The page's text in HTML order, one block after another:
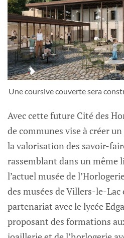
Une coursive couverte sera
Avec cette future Cité des
de communes vise à créer
la valorisation des savoir-
rassemblant dans un même
l’actuel musée de
des musées de Villers-le-Lac
partenariat avec le lycée
proposant des formations